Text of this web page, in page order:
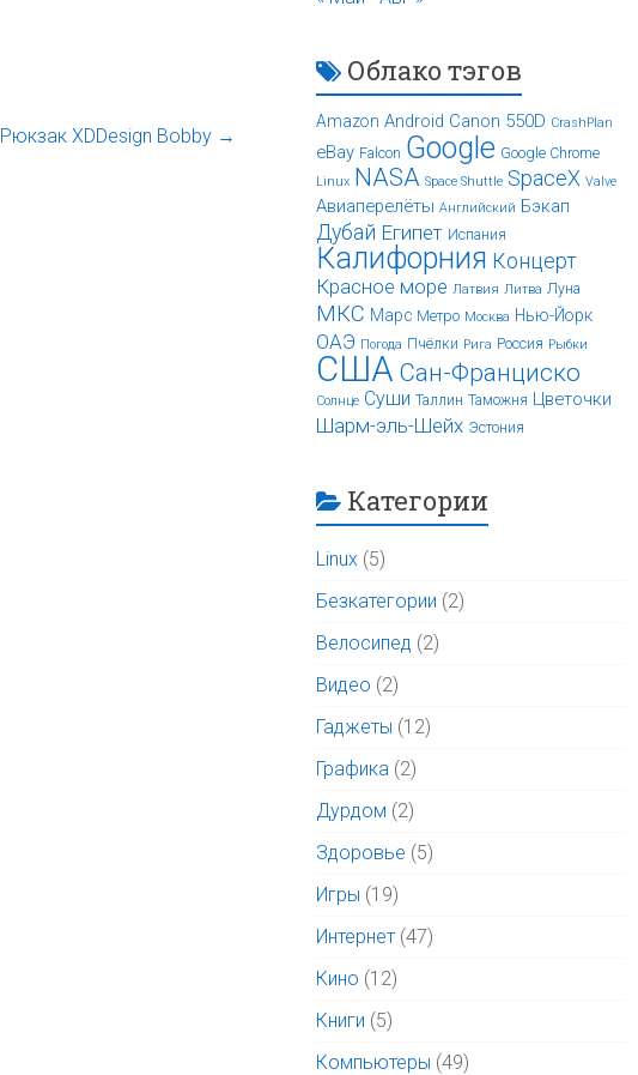
Рюкзак XDDesign Bobby →
Облако тэгов
Amazon Android Canon 550D CrashPlan
eBay Falcon Google Google Chrome
Linux NASA Space Shuttle SpaceX Valve
Авиаперелёты Английский Бэкап
Дубай Египет Испания
Калифорния Концерт
Красное море Латвия Литва Луна
МКС Марс Метро Москва Нью-Йорк
ОАЭ Погода Пчёлки Рига Россия Рыбки
США Сан-Франциско
Солнце Суши Таллин Таможня Цветочки
Шарм-эль-Шейх Эстония
Категории
Linux (5)
Безкатегории (2)
Велосипед (2)
Видео (2)
Гаджеты (12)
Графика (2)
Дурдом (2)
Здоровье (5)
Игры (19)
Интернет (47)
Кино (12)
Книги (5)
Компьютеры (49)